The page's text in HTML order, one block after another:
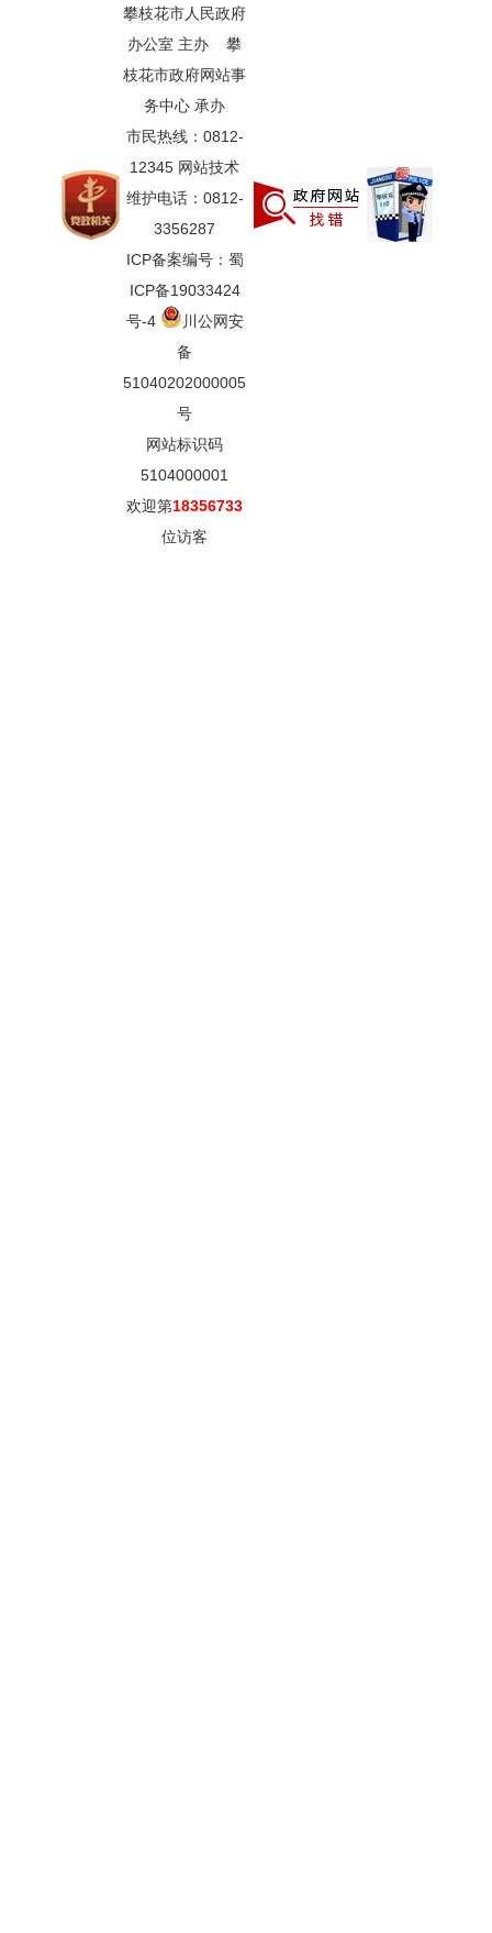
攀枝花市人民政府
办公室 主办 攀
枝花市政府网站事
务中心 承办
市民热线：0812-
12345 网站技术
维护电话：0812-
3356287
ICP备案编号：蜀
ICP备19033424
号-4
川公网安
备
51040202000005
号
网站标识码
5104000001
欢迎第18356733
位访客